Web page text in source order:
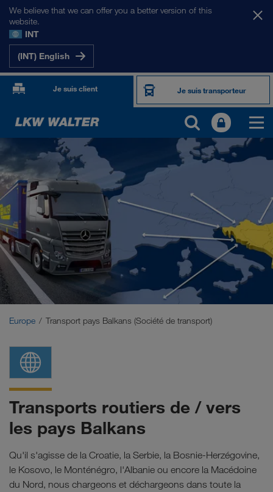
We believe that we can offer you a better version of this
website.
INT
(INT) English
Je suis client Je suis transporteur
NOS MARCHÉS
Europe
Asie Centrale
Russie
Moyen-Orient
Europe Transport pays Balkans (Société de transport)
Transports routiers de / vers
les pays Balkans
Qu'il s'agisse de la Croatie, la Serbie, la Bosnie-Herzégovine,
le Kosovo, le Monténégro, l'Albanie ou encore la Macédoine
du Nord, nous chargeons et déchargeons dans toute la